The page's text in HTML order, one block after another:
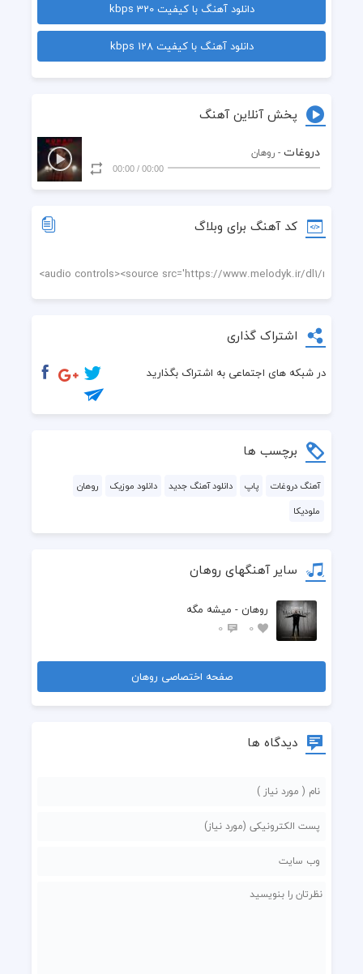
حال خوبمو تو به خودت باختی
دروغات همش دور سرم میچرخه
واسم هنوز باورش خیلی سخته
با اینکه هیچوقت برنمیگردن اون روزا
میفهممشو دیگه بهش علاقه ای ندارم
دانلود آهنگ با کیفیت 320 kbps
دانلود آهنگ با کیفیت 128 kbps
پخش آنلاین آهنگ
دروغات - روهان
00:00
/
00:00
کد آهنگ برای وبلاگ
اشتراک گذاری
در شبکه های اجتماعی به اشتراک بگذارید
برچسب ها
آهنگ دروغات پاپ دانلود آهنگ جدید دانلود موزیک
روهان
ملودیکا
سایر آهنگهای روهان
روهان - میشه مگه
0
0
صفحه اختصاصی روهان
دیدگاه ها